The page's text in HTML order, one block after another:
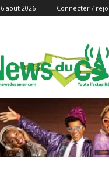
août 2026 Connecter /